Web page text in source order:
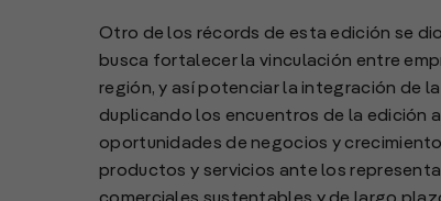
Otro de los récords de esta edición se
busca fortalecer la vinculación entre
región, y así potenciar la integración de
duplicando los encuentros de la edición
oportunidades de negocios y
productos y servicios ante los